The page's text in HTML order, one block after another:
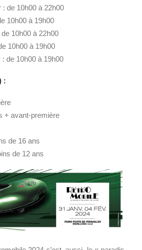
de 10h00 à 22h00
10h00 à 19h00
10h00 à 22h00
10h00 à 19h00
de 10h00 à 19h00
:
+ avant-première
de 16 ans
de 12 ans